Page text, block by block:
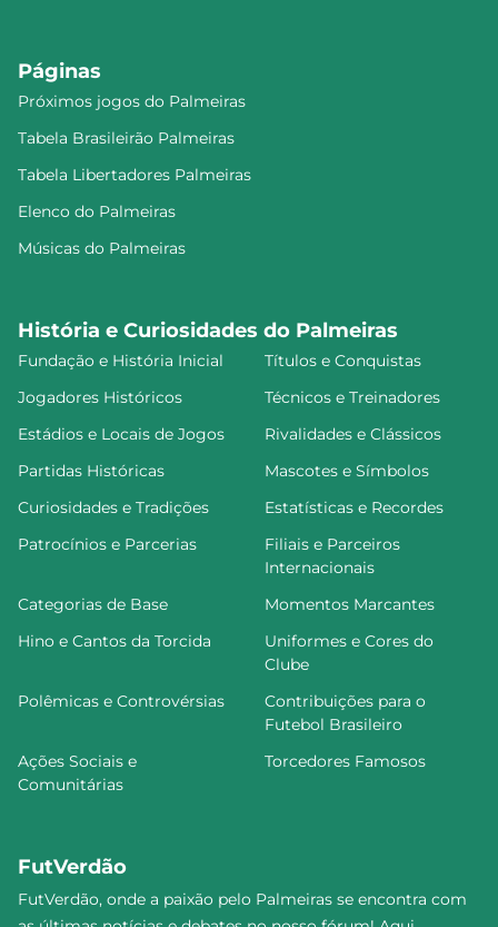
Páginas
Próximos jogos do Palmeiras
Tabela Brasileirão Palmeiras
Tabela Libertadores Palmeiras
Elenco do Palmeiras
Músicas do Palmeiras
História e Curiosidades do Palmeiras
Fundação e História Inicial
Títulos e Conquistas
Jogadores Históricos
Técnicos e Treinadores
Estádios e Locais de Jogos
Rivalidades e Clássicos
Partidas Históricas
Mascotes e Símbolos
Curiosidades e Tradições
Estatísticas e Recordes
Patrocínios e Parcerias
Filiais e Parceiros
Internacionais
Categorias de Base
Momentos Marcantes
Hino e Cantos da Torcida
Uniformes e Cores do
Clube
Polêmicas e Controvérsias
Contribuições para o
Futebol Brasileiro
Ações Sociais e
Comunitárias
Torcedores Famosos
FutVerdão
FutVerdão, onde a paixão pelo Palmeiras se encontra com